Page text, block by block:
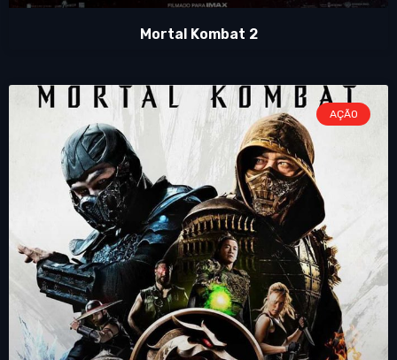
Mortal Kombat 2
AÇÃO